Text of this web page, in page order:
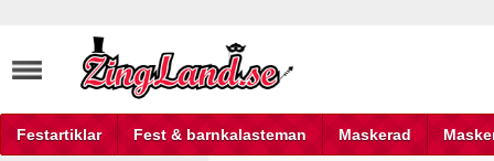
Festartiklar Fest & barnkalasteman Maskerad